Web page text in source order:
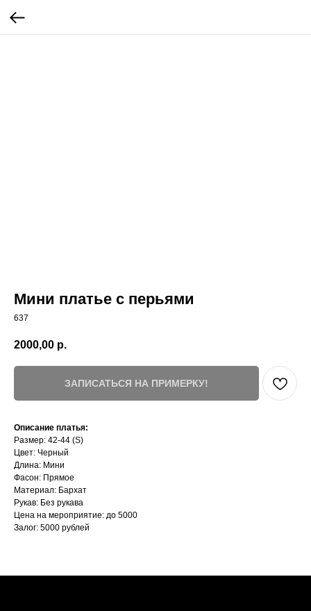
Мини платье с перьями
637
2000,00 р.
ЗАПИСАТЬСЯ НА ПРИМЕРКУ!
Описание платья:
Размер: 42-44 (S)
Цвет: Черный
Длина: Мини
Фасон: Прямое
Материал: Бархат
Рукав: Без рукава
Цена на мероприятие: до 5000
Залог: 5000 рублей